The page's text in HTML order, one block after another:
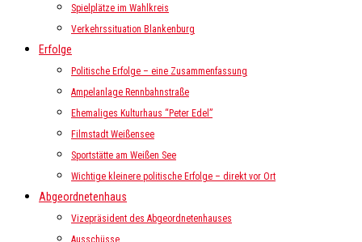
Spielplätze im Wahlkreis
Verkehrssituation Blankenburg
Erfolge
Politische Erfolge – eine Zusammenfassung
Ampelanlage Rennbahnstraße
Ehemaliges Kulturhaus “Peter Edel”
Filmstadt Weißensee
Sportstätte am Weißen See
Wichtige kleinere politische Erfolge – direkt vor Ort
Abgeordnetenhaus
Vizepräsident des Abgeordnetenhauses
Ausschüsse